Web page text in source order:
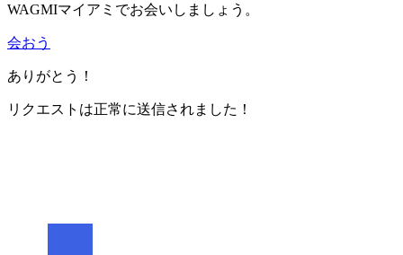
WAGMIマイアミでお会いしましょう。
会おう
ありがとう！
リクエストは正常に送信されました！